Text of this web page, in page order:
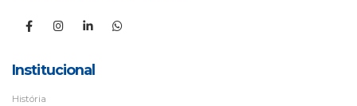
Institucional
História